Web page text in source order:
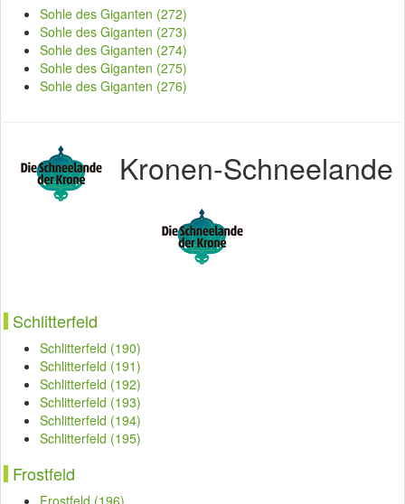
Sohle des Giganten (272)
Sohle des Giganten (273)
Sohle des Giganten (274)
Sohle des Giganten (275)
Sohle des Giganten (276)
Kronen-Schneelande
Schlitterfeld
Schlitterfeld (190)
Schlitterfeld (191)
Schlitterfeld (192)
Schlitterfeld (193)
Schlitterfeld (194)
Schlitterfeld (195)
Frostfeld
Frostfeld (196)